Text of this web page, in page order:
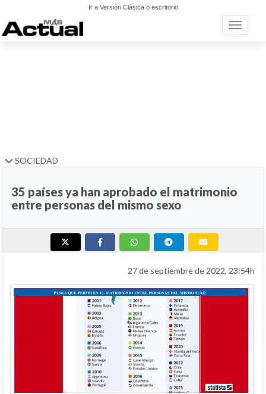
Ir a Versión Clásica o escritorio
Toggle
SOCIEDAD
35 países ya han aprobado el matrimonio
entre personas del mismo sexo
27 de septiembre de 2022, 23:54h